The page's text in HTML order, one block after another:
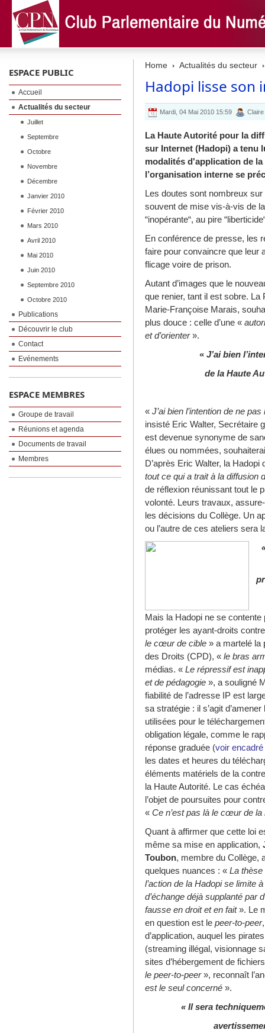
Home Actualités du secteur
Hadopi lisse son
Mardi, 04 Mai 2010 15:59 Claire
La Haute Autorité pour la
sur Internet (Hadopi) a tenu
modalités d'application de
l’organisation internese
Les doutes sont nombreux
souvent de mise vis-à-vis de
“inopérante“, au pire
En conférence de presse, les
faire pour convaincre que leur
flicage voire de prison.
Autant d’images que le
que renier, tant il est sobre. La
Marie-Françoise Marais,
plus douce : celle d’une «
et d’orienter».
« J’ai bien
de la Haute
« J’ai bien l’intention de ne
insisté Eric Walter, Secrétaire
est devenue synonyme de
élues ou nommées,
D’après Eric Walter, la
tout ce qui a trait à la
de réflexion réunissant tout le
volonté. Leurs travaux,
les décisions du Collège. Un
ou l’autre de ces ateliers sera
Mais la Hadopi ne se
protéger les ayant-droits
le cœur de cible» a martelé la
des Droits (CPD), « le bras
médias. « Le répressif est
et de pédagogie», a souligné
fiabilité de l’adresse IP est
sa stratégie : il s’agit
utilisées pour le
obligation légale, comme le
réponse graduée (voir
les dates et heures du
éléments matériels de la
la Haute Autorité. Le cas
l’objet de poursuites pour
« Ce n’est pas là le cœur de la
Quant à affirmer que cette loi
même sa mise en application,
Toubon, membre du Collège,
quelques nuances : « La thèse
l’action de la Hadopi se limite
d’échange déjà supplanté par
fausse en droit et en fait». Le
en question est le peer-to-peer
d’application, auquel les
(streaming illégal, visionnage
sites d’hébergement de
le peer-to-peer», reconnaît
est le seul concerné».
« Il sera
ESPACE PUBLIC
Accueil
Actualités du secteur
Juillet
Septembre
Octobre
Novembre
Décembre
Janvier 2010
Février 2010
Mars 2010
Avril 2010
Mai 2010
Juin 2010
Septembre 2010
Octobre 2010
Publications
Découvrir le club
Contact
Evénements
ESPACE MEMBRES
Groupe de travail
Réunions et agenda
Documents de travail
Membres